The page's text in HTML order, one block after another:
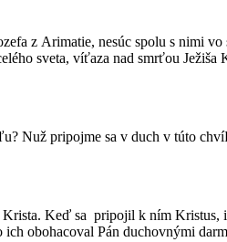
z Arimatie, nesúc spolu s nimi
sveta, víťaza nad smrťou
Nuž pripojme sa v duch v túto
Keď sa pripojil k ním Kristus,
obohacoval Pán duchovnými